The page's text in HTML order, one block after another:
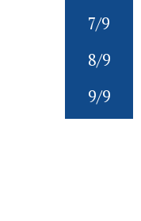
7/9
8/9
9/9